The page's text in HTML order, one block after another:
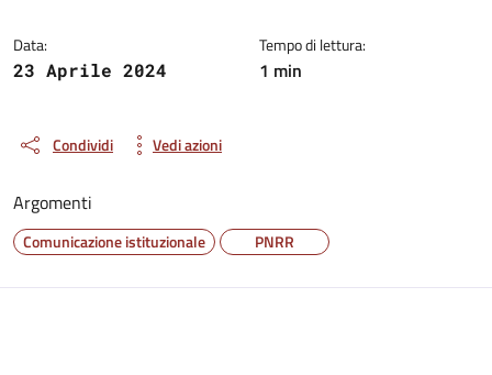
Data:
23 Aprile 2024
Tempo di lettura:
1 min
Condividi Vedi azioni
Argomenti
Comunicazione istituzionale PNRR